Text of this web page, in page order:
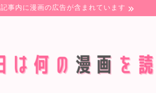
記事内に漫画の広告が含まれています